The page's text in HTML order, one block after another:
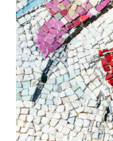
Chagall,
Les
Amoureux,
1964-
1965